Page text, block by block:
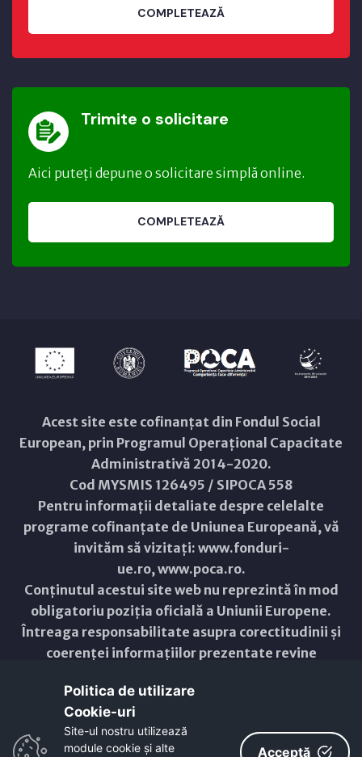
COMPLETEAZĂ
Trimite o solicitare
Aici puteți depune o solicitare simplă online.
COMPLETEAZĂ
Acest site este cofinanțat din Fondul Social
European, prin Programul Operațional Capacitate
Administrativă 2014-2020.
Cod MYSMIS 126495 / SIPOCA 558
Pentru informații detaliate despre celelalte
programe cofinanțate de Uniunea Europeană, vă
invităm să vizitați: www.fonduri-
ue.ro,www.poca.ro.
Conținutul acestui site web nu reprezintă în mod
obligatoriu poziția oficială a Uniunii Europene.
Întreaga responsabilitate asupra corectitudinii și
coerenței informațiilor prezentate revine
Copyright © 2021 - 2026 -
ResponsiveVoice
Politica de utilizare
Cookie-uri‎
Site-ul nostru utilizează
module cookie și alte
Acceptă